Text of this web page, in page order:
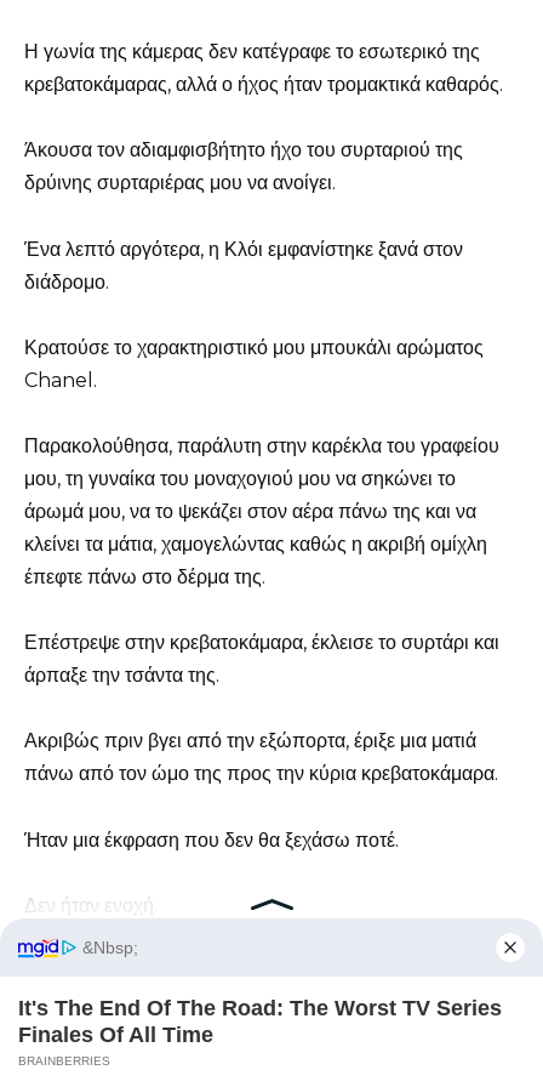
Η γωνία της κάμερας δεν κατέγραφε το εσωτερικό της
κρεβατοκάμαρας, αλλά ο ήχος ήταν τρομακτικά καθαρός.
Άκουσα τον αδιαμφισβήτητο ήχο του συρταριού της
δρύινης συρταριέρας μου να ανοίγει.
Ένα λεπτό αργότερα, η Κλόι εμφανίστηκε ξανά στον
διάδρομο.
Κρατούσε το χαρακτηριστικό μου μπουκάλι αρώματος
Chanel.
Παρακολούθησα, παράλυτη στην καρέκλα του γραφείου
μου, τη γυναίκα του μοναχογιού μου να σηκώνει το
άρωμά μου, να το ψεκάζει στον αέρα πάνω της και να
κλείνει τα μάτια, χαμογελώντας καθώς η ακριβή ομίχλη
έπεφτε πάνω στο δέρμα της.
Επέστρεψε στην κρεβατοκάμαρα, έκλεισε το συρτάρι και
άρπαξε την τσάντα της.
Ακριβώς πριν βγει από την εξώπορτα, έριξε μια ματιά
πάνω από τον ώμο της προς την κύρια κρεβατοκάμαρα.
Ήταν μια έκφραση που δεν θα ξεχάσω ποτέ.
Δεν ήταν ενοχή.
Ήταν ένα βλέμμα βαθιάς, οικείας κατοχής.